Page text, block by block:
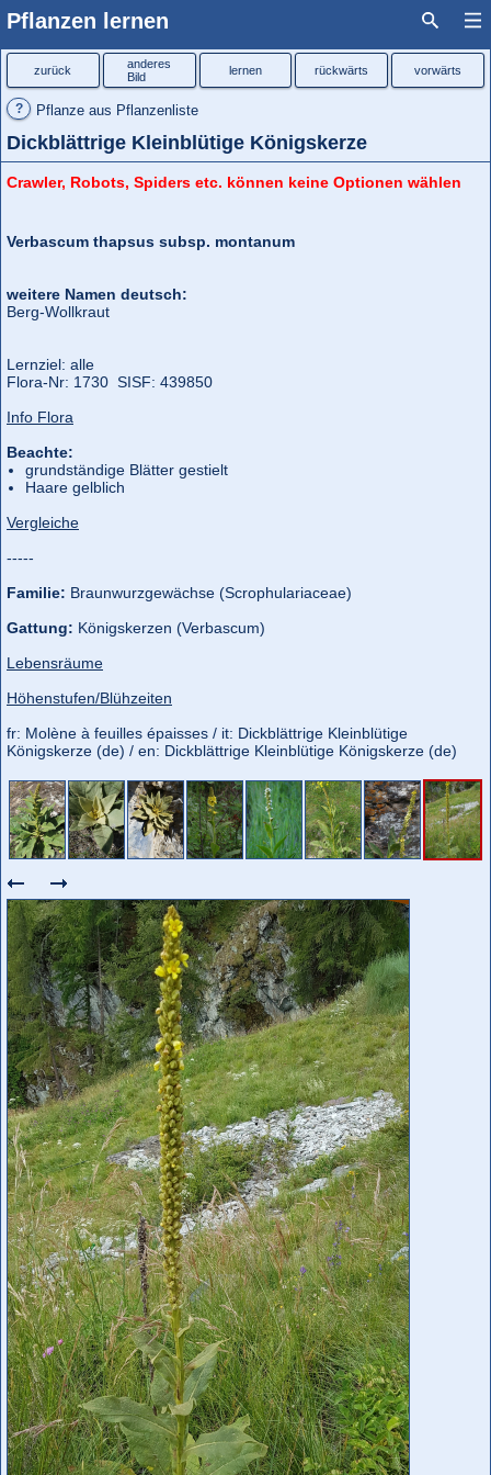
Pflanzen lernen
? Pflanze aus Pflanzenliste
Dickblättrige Kleinblütige Königskerze
zurück
anderes
Bild
lernen rückwärts vorwärts
Crawler, Robots, Spiders etc. können keine Optionen wählen
Verbascum thapsus subsp. montanum
weitere Namen deutsch:
Berg-Wollkraut
Lernziel: alle
Flora‑Nr: 1730 SISF: 439850
Info Flora
Beachte:
grundständige Blätter gestielt
Haare gelblich
Vergleiche
-----
Familie: Braunwurzgewächse (Scrophulariaceae)
Gattung: Königskerzen (Verbascum)
Lebensräume
Höhenstufen/Blühzeiten
fr: Molène à feuilles épaisses / it: Dickblättrige Kleinblütige
Königskerze (de) / en: Dickblättrige Kleinblütige Königskerze (de)